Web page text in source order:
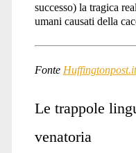
successo) la tragica
umani causati della
Fonte Huffingtonpost.it
Le trappole
venatoria